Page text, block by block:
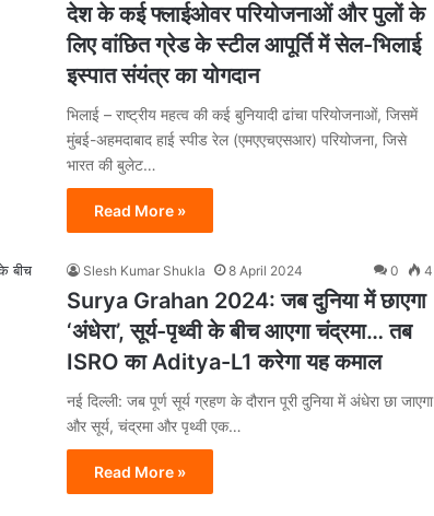
देश के कई फ्लाईओवर परियोजनाओं और पुलों के
लिए वांछित ग्रेड के स्टील आपूर्ति में सेल-भिलाई
इस्पात संयंत्र का योगदान
भिलाई – राष्ट्रीय महत्व की कई बुनियादी ढांचा परियोजनाओं, जिसमें
मुंबई-अहमदाबाद हाई स्पीड रेल (एमएएचएसआर) परियोजना, जिसे
भारत की बुलेट…
Read More »
Slesh Kumar Shukla 8 April 2024 0 4
Surya Grahan 2024: जब दुनिया में छाएगा
‘अंधेरा’, सूर्य-पृथ्वी के बीच आएगा चंद्रमा… तब
ISRO का Aditya-L1 करेगा यह कमाल
नई दिल्ली: जब पूर्ण सूर्य ग्रहण के दौरान पूरी दुनिया में अंधेरा छा जाएगा
और सूर्य, चंद्रमा और पृथ्वी एक…
Read More »